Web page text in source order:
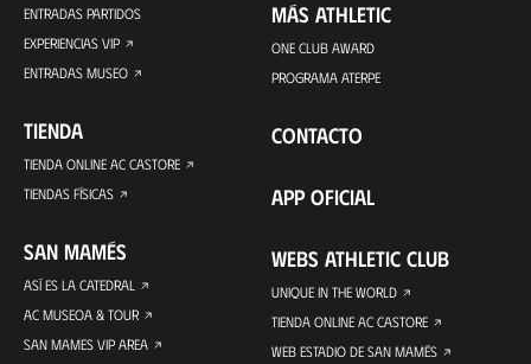
ENTRADAS PARTIDOS
EXPERIENCIAS VIP
ENTRADAS MUSEO
TIENDA
TIENDA ONLINE AC CASTORE
TIENDAS FÍSICAS
SAN MAMÉS
ASÍ ES LA CATEDRAL
AC MUSEOA & TOUR
SAN MAMES VIP AREA
MÁS ATHLETIC
ONE CLUB AWARD
PROGRAMA ATERPE
CONTACTO
APP OFICIAL
WEBS ATHLETIC CLUB
UNIQUE IN THE WORLD
TIENDA ONLINE AC CASTORE
WEB ESTADIO DE SAN MAMÉS